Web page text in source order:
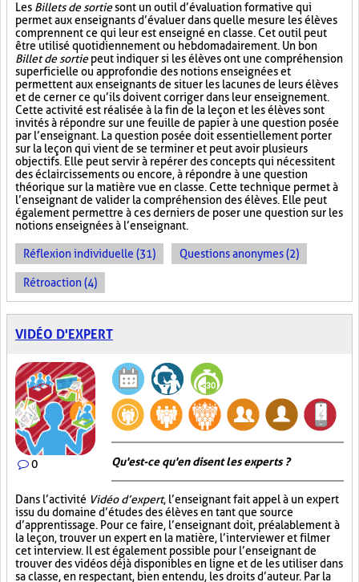
Les Billets de sortiesont un outil d’évaluation formative qui
permet aux enseignants d’évaluer dans quelle mesure les élèves
comprennent ce qui leur est enseigné en classe. Cet outil peut
être utilisé quotidiennement ou hebdomadairement. Un bon
Billet de sortiepeut indiquer si les élèves ont une compréhension
superficielle ou approfondie des notions enseignées et
permettent aux enseignants de situer les lacunes de leurs élèves
et de cerner ce qu’ils doivent corriger dans leur enseignement.
Cette activité est réalisée à la fin de la leçon et les élèves sont
invités à répondre sur une feuille de papier à une question posée
par l’enseignant. La question posée doit essentiellement porter
sur la leçon qui vient de se terminer et peut avoir plusieurs
objectifs. Elle peut servir à repérer des concepts qui nécessitent
des éclaircissements ou encore, à répondre à une question
théorique sur la matière vue en classe. Cette technique permet à
l’enseignant de valider la compréhension des élèves. Elle peut
également permettre à ces derniers de poser une question sur les
notions enseignées à l’enseignant.
Réflexion individuelle (31) Questions anonymes (2)
Rétroaction (4)
VIDÉO D'EXPERT
0 Qu'est-ce qu'en disent les experts ?
Dans l’activité Vidéo d’expert, l’enseignant fait appel à un expert
issu du domaine d’études des élèves en tant que source
d’apprentissage. Pour ce faire, l’enseignant doit, préalablement à
la leçon, trouver un expert en la matière, l’interviewer et filmer
cet interview. Il est également possible pour l’enseignant de
trouver des vidéos déjà disponibles en ligne et de les utiliser dans
sa classe, en respectant, bien entendu, les droits d’auteur. Par la